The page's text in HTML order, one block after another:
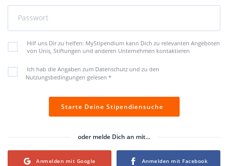
Passwort
Hilf uns Dir zu helfen: MyStipendium kann Dich zu relevanten Angeboten
von Unis, Stiftungen und anderen Unternehmen kontaktieren
Ich hab die Angaben zum Datenschutz und zu den
Nutzungsbedingungen gelesen *
Starte Deine Stipendiensuche
oder melde Dich an mit...